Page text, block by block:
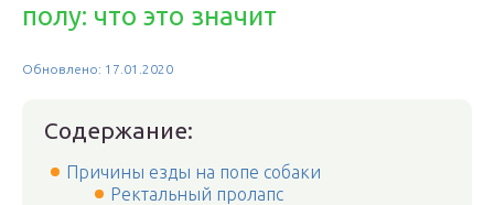
полу: что это значит
Обновлено: 17.01.2020
Содержание:
Причины езды на попе собаки
Ректальный пролапс